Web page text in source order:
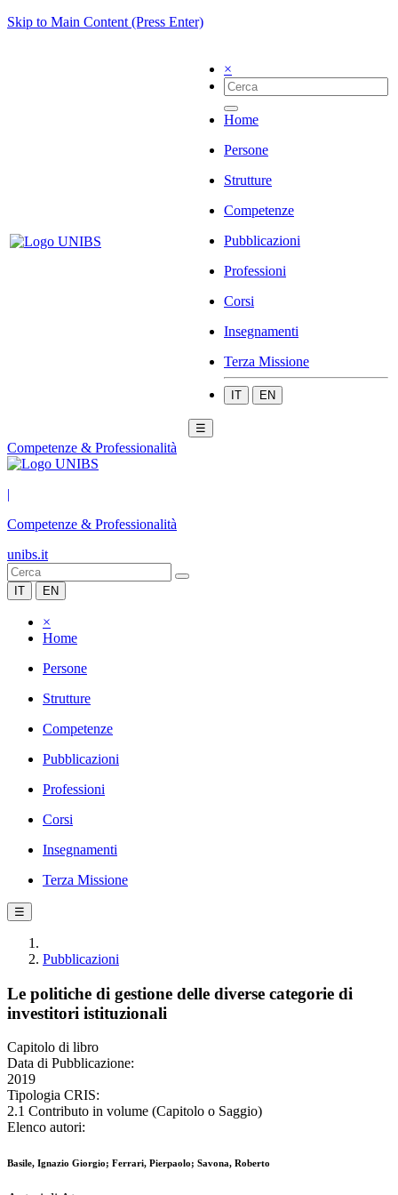
Skip to Main Content (Press Enter)
×
Home
Persone
Strutture
Competenze
Pubblicazioni
Professioni
Corsi
Insegnamenti
Terza Missione
IT EN
☰
Competenze & Professionalità
|
Competenze & Professionalità
unibs.it
IT EN
×
Home
Persone
Strutture
Competenze
Pubblicazioni
Professioni
Corsi
Insegnamenti
Terza Missione
☰
Pubblicazioni
Le politiche di gestione delle diverse categorie di
investitori istituzionali
Capitolo di libro
Data di Pubblicazione:
2019
Tipologia CRIS:
2.1 Contributo in volume (Capitolo o Saggio)
Elenco autori:
Basile, Ignazio Giorgio; Ferrari, Pierpaolo; Savona, Roberto